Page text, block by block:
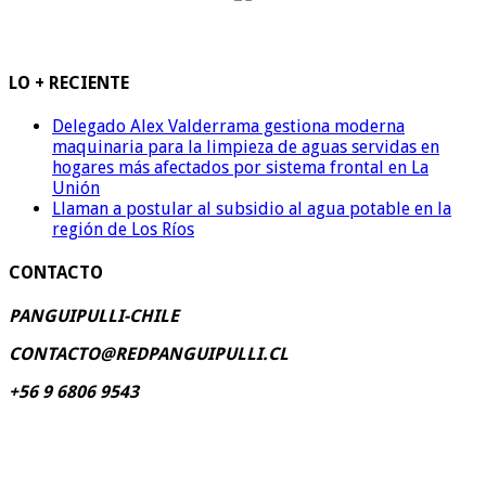
LO + RECIENTE
Delegado Alex Valderrama gestiona moderna
maquinaria para la limpieza de aguas servidas en
hogares más afectados por sistema frontal en La
Unión
Llaman a postular al subsidio al agua potable en la
región de Los Ríos
CONTACTO
PANGUIPULLI-CHILE
CONTACTO@REDPANGUIPULLI.CL
+56 9 6806 9543